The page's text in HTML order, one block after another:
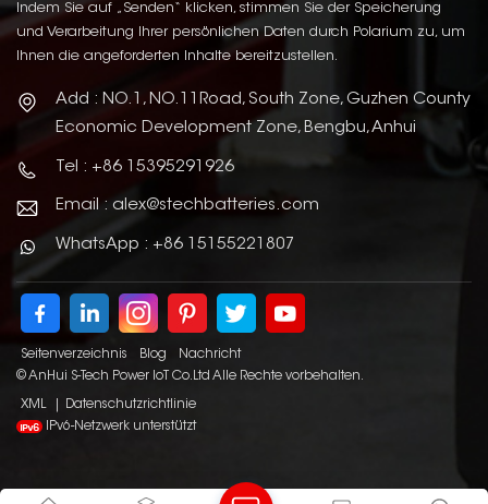
Indem Sie auf „Senden“ klicken, stimmen Sie der Speicherung
und Verarbeitung Ihrer persönlichen Daten durch Polarium zu, um
Ihnen die angeforderten Inhalte bereitzustellen.
Add : NO.1, NO.11Road, South Zone, Guzhen County
Economic Development Zone, Bengbu, Anhui
Tel : +86 15395291926
Email : alex@stechbatteries.com
WhatsApp : +86 15155221807
Seitenverzeichnis Blog
Nachricht
© AnHui S-Tech Power IoT Co.Ltd Alle Rechte vorbehalten.
XML
Datenschutzrichtlinie
IPv6-Netzwerk unterstützt